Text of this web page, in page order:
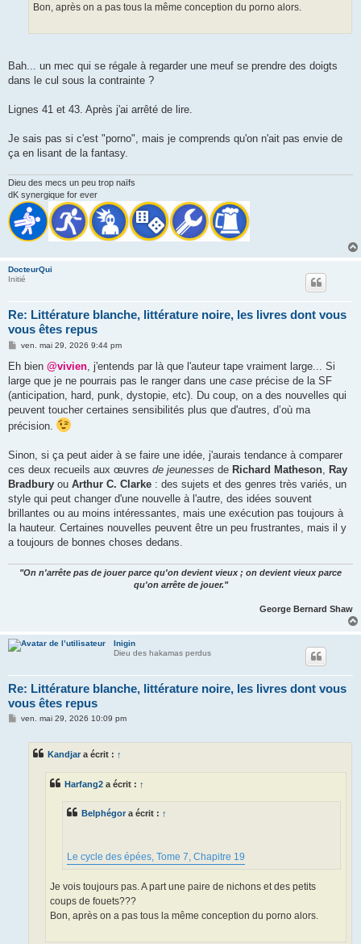
Bon, après on a pas tous la même conception du porno alors.
Bah... un mec qui se régale à regarder une meuf se prendre des doigts
dans le cul sous la contrainte ?
Lignes 41 et 43. Après j'ai arrêté de lire.
Je sais pas si c'est "porno", mais je comprends qu'on n'ait pas envie de
ça en lisant de la fantasy.
Dieu des mecs un peu trop naïfs
dK synergique for ever
DocteurQui
Initié
Re: Littérature blanche, littérature noire, les livres dont vous
vous êtes repus
M
s
a
g
ven. mai 29, 2026 9:44 pm
Eh bien @vivien , j'entends par là que l'auteur tape vraiment large... Si
large que je ne pourrais pas le ranger dans une case précise de la SF
(anticipation, hard, punk, dystopie, etc). Du coup, on a des nouvelles qui
peuvent toucher certaines sensibilités plus que d'autres, d’où ma
précision.
Sinon, si ça peut aider à se faire une idée, j'aurais tendance à comparer
ces deux recueils aux œuvres de jeunesses de Richard Matheson
Ray
Bradbury ou Arthur C. Clarke : des sujets et des genres très variés, un
style qui peut changer d'une nouvelle à l'autre, des idées souvent
brillantes ou au moins intéressantes, mais une exécution pas toujours à
la hauteur. Certaines nouvelles peuvent être un peu frustrantes, mais il y
a toujours de bonnes choses dedans.
"On n'arrête pas de jouer parce qu'on devient vieux ; on devient vieux parce
qu'on arrête de jouer."
George Bernard Shaw
Inigin
Dieu des hakamas perdus
Re: Littérature blanche, littérature noire, les livres dont vous
vous êtes repus
Mven. mai 29, 2026 10:09 pm
Kandjar a écrit : ↑
Harfang2 a écrit : ↑
Belphégor a écrit : ↑
Le cycle des épées, Tome 7, Chapitre 19
Je vois toujours pas. A part une paire de nichons et des petits
coups de fouets???
Bon, après on a pas tous la même conception du porno alors.